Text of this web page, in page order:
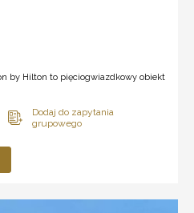
by Hilton to pięciogwiazdkowy obiekt